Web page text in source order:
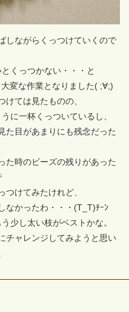
しながらくっつけていくので
くっつかない・・・と
変な作業となりました( ;∀;)
けては見たものの、
に一杯くっついているし、
た目があまりにも残念だった
た時のビーズの残りがあった
つけてみたけれど、
なかったわ・・・(T_T)ﾁｰﾝ
少し太い枝がベストかな。
チャレンジしてみようと思い